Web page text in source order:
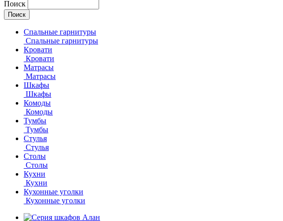
Поиск
Спальные гарнитуры
Спальные гарнитуры
Кровати
Кровати
Матрасы
Матрасы
Шкафы
Шкафы
Комоды
Комоды
Тумбы
Тумбы
Стулья
Стулья
Столы
Столы
Кухни
Кухни
Кухонные уголки
Кухонные уголки